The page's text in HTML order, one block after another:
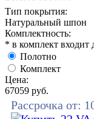
Тип покрытия:
Натуральный шпон
Комплектность:
* в комплект входит
Полотно
Комплект
Цена:
67059 руб.
Рассрочка от: